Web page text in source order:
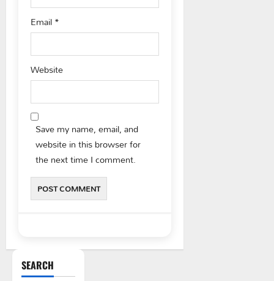
Email*
Website
Save my name, email, and
website in this browser for
the next time I comment.
SEARCH